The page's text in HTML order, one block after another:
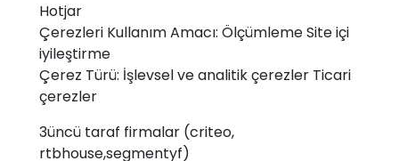
Hotjar
Çerezleri Kullanım Amacı: Ölçümleme Site içi
iyileştirme
Çerez Türü: İşlevsel ve analitik çerezler Ticari
çerezler
3üncü taraf firmalar (criteo,
rtbhouse,segmentyf)